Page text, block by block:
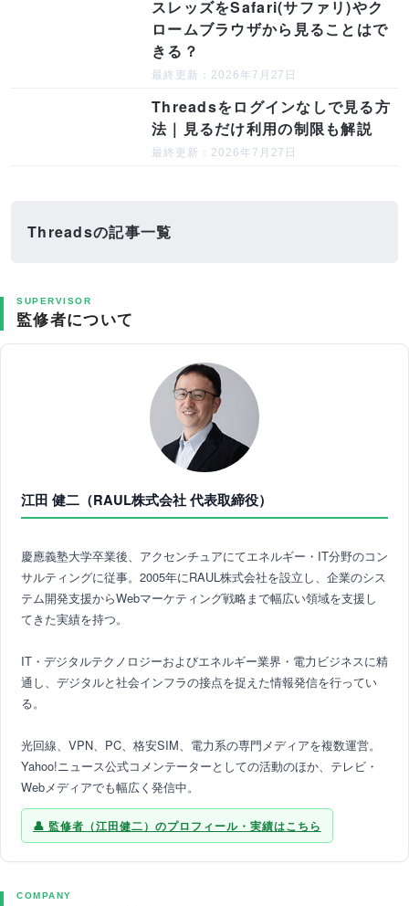
スレッズをSafari(サファリ)やク
ロームブラウザから見ることはで
きる？
最終更新：2026年7月27日
Threadsをログインなしで見る方
法｜見るだけ利用の制限も解説
最終更新：2026年7月27日
Threadsの記事一覧
SUPERVISOR
監修者について
江田 健二（RAUL株式会社 代表取締役）
慶應義塾大学卒業後、アクセンチュアにてエネルギー・IT分野のコン
サルティングに従事。2005年にRAUL株式会社を設立し、企業のシス
テム開発支援からWebマーケティング戦略まで幅広い領域を支援し
てきた実績を持つ。
IT・デジタルテクノロジーおよびエネルギー業界・電力ビジネスに精
通し、デジタルと社会インフラの接点を捉えた情報発信を行ってい
る。
光回線、VPN、PC、格安SIM、電力系の専門メディアを複数運営。
Yahoo!ニュース公式コメンテーターとしての活動のほか、テレビ・
Webメディアでも幅広く発信中。
監修者（江田健二）のプロフィール・実績はこちら
COMPANY